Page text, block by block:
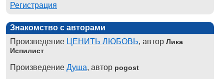
Регистрация
Знакомство с авторами
Произведение ЦЕНИТЬ ЛЮБОВЬ, автор Лика
Испилист
Произведение Душа, автор pogost